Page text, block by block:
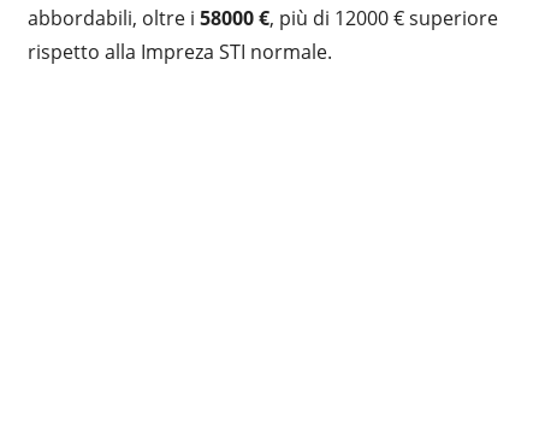
abbordabili, oltre i 58000 €, più di 12000 € superiore
rispetto alla Impreza STI normale.